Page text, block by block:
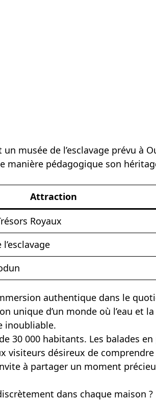
musée de l’esclavage prévu à
pédagogique son
Attraction
Royaux
authentique dans le
d’un monde où l’eau et
inoubliable.
30 000 habitants. Les balades
désireux de
à partager un moment
dans chaque maison